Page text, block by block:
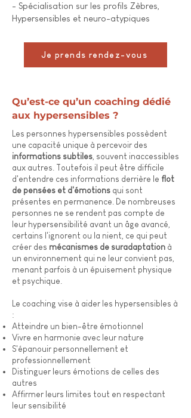
- Spécialisation sur les profils Zèbres,
Hypersensibles et neuro-atypiques
Je prends rendez-vous
Qu’est-ce qu’un coaching dédié
aux hypersensibles ?
Les personnes hypersensibles possèdent
une capacité unique à percevoir des
informations subtiles , souvent inaccessibles
aux autres. Toutefois il peut être difficile
d'entendre ces informations derrière le flot
de pensées et d'émotions qui sont
présentes en permanence. De nombreuses
personnes ne se rendent pas compte de
leur hypersensibilité avant un âge avancé,
certains l'ignorent ou la nient, ce qui peut
créer des mécanismes de suradaptation à
un environnement qui ne leur convient pas,
menant parfois à un épuisement physique
et psychique.
Le coaching vise à aider les hypersensibles à
:
Atteindre un bien-être émotionnel
Vivre en harmonie avec leur nature
S'épanouir personnellement et
professionnellement
Distinguer leurs émotions de celles des
autres
Affirmer leurs limites tout en respectant
leur sensibilité